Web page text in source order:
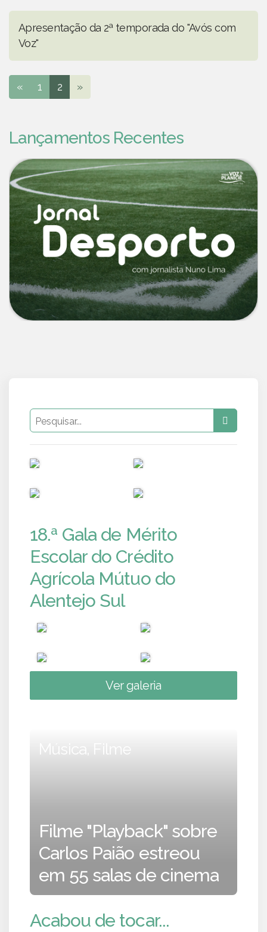
Apresentação da 2ª temporada do "Avós com
Voz"
« 1 2 »
Lançamentos Recentes
18.ª Gala de Mérito
Escolar do Crédito
Agrícola Mútuo do
Alentejo Sul
Ver galeria
Música, Filme
Filme "Playback" sobre
Carlos Paião estreou
em 55 salas de cinema
Acabou de tocar...